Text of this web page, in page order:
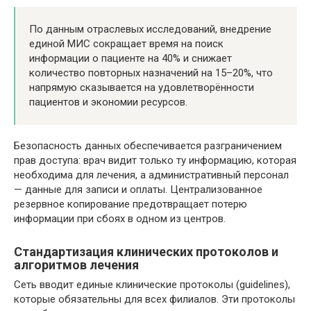
По данным отраслевых исследований, внедрение
единой МИС сокращает время на поиск
информации о пациенте на 40% и снижает
количество повторных назначений на 15–20%, что
напрямую сказывается на удовлетворённости
пациентов и экономии ресурсов.
Безопасность данных обеспечивается разграничением
прав доступа: врач видит только ту информацию, которая
необходима для лечения, а административный персонал
— данные для записи и оплаты. Централизованное
резервное копирование предотвращает потерю
информации при сбоях в одном из центров.
Стандартизация клинических протоколов и
алгоритмов лечения
Сеть вводит единые клинические протоколы (guidelines),
которые обязательны для всех филиалов. Эти протоколы